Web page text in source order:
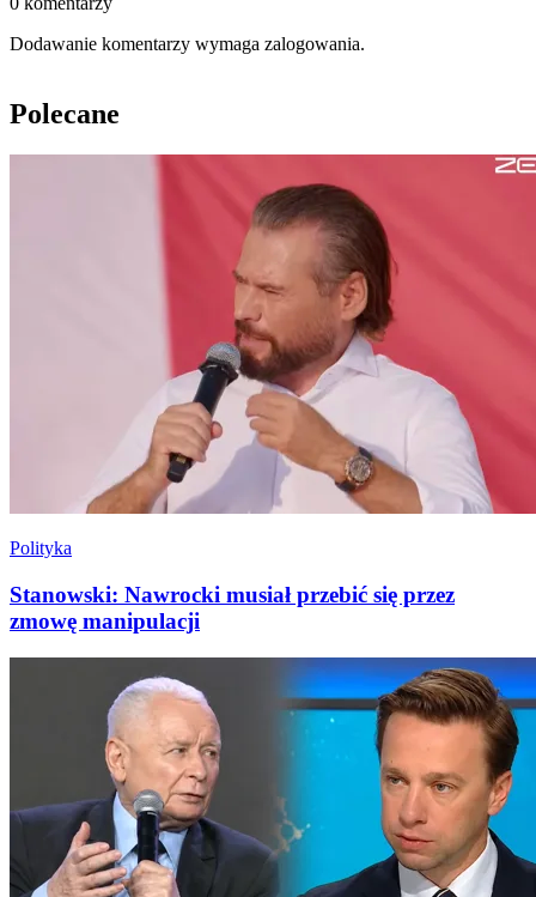
Dodawanie komentarzy wymaga zalogowania.
Polecane
Polityka
Stanowski: Nawrocki musiał przebić się przez
zmowę manipulacji